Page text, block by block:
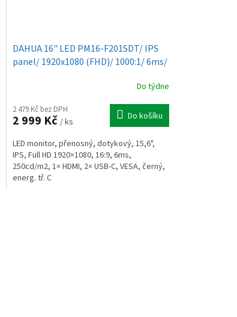
DAHUA 16" LED PM16-F201SDT/ IPS
panel/ 1920x1080 (FHD)/ 1000:1/ 6ms/
Do týdne
2 479 Kč bez DPH
2 999 Kč / ks Do košíku
LED monitor, přenosný, dotykový, 15,6",
IPS, Full HD 1920×1080, 16:9, 6ms,
250cd/m2, 1× HDMI, 2× USB-C, VESA, černý,
energ. tř. C